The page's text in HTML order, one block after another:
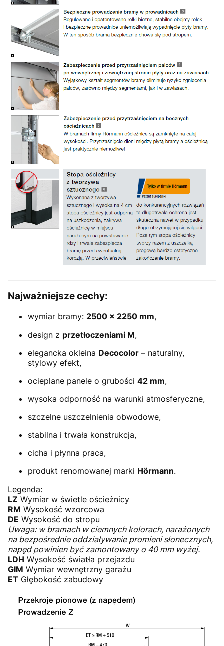
Najważniejsze cechy:
wymiar bramy: 2500 × 2250 mm,
design z przetłoczeniami M,
elegancka okleina Decocolor – naturalny,
stylowy efekt,
ocieplane panele o grubości 42 mm,
wysoka odporność na warunki atmosferyczne,
szczelne uszczelnienia obwodowe,
stabilna i trwała konstrukcja,
cicha i płynna praca,
produkt renomowanej marki Hörmann.
Legenda:
LZ Wymiar w świetle ościeżnicy
RM Wysokość wzorcowa
DE Wysokość do stropu
Uwaga: w bramach w ciemnych kolorach, narażonych
na bezpośrednie oddziaływanie promieni słonecznych,
napęd powinien być zamontowany o 40 mm wyżej.
LDH Wysokość światła przejazdu
GIM Wymiar wewnętrzny garażu
ET Głębokość zabudowy